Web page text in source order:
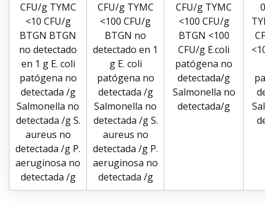
CFU/g TYMC
<10 CFU/g
BTGN BTGN
no detectado
en 1 g E. coli
patógena no
detectada /g
Salmonella no
detectada /g S.
aureus no
detectada /g P.
aeruginosa no
detectada /g
CFU/g TYMC
<100 CFU/g
BTGN no
detectado en 1
g E. coli
patógena no
detectada /g
Salmonella no
detectada /g S.
aureus no
detectada /g P.
aeruginosa no
detectada /g
CFU/g TYMC
<100 CFU/g
BTGN <100
CFU/g E.coli
patógena no
detectada/g
Salmonella no
detectada/g